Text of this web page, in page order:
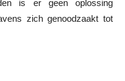
is er geen oplossing
zich genoodzaakt tot